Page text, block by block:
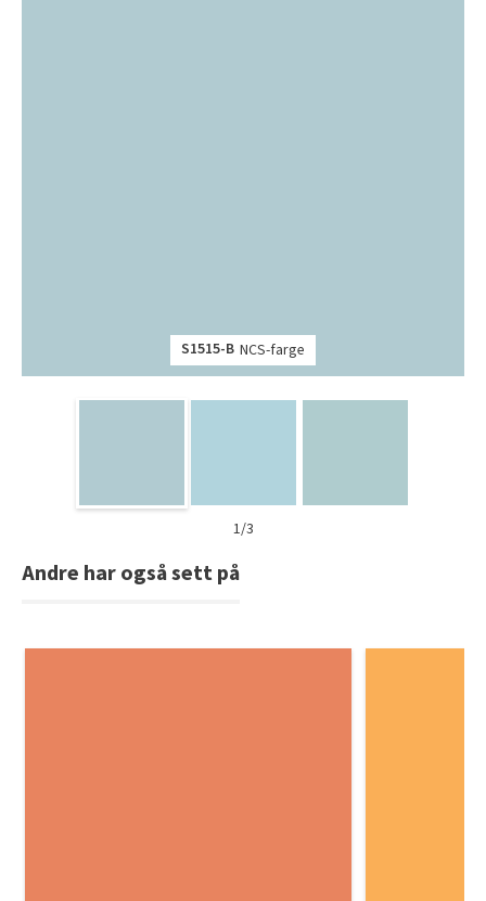
S1515-B NCS-farge
1/3
Andre har også sett på